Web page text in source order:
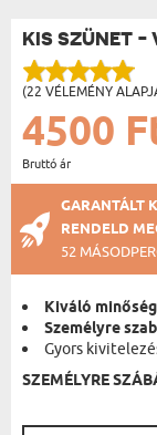
KIS SZÜNET -
(22 VÉLEMÉNY
4500
Bruttó ár
GARANTÁLT
RENDELD
52
Kiváló
Személyre
Gyors
SZEMÉLYRE